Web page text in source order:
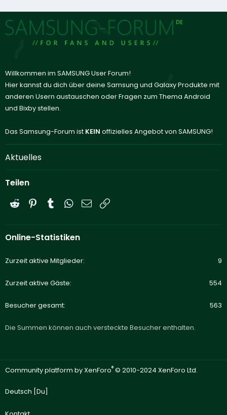
Willkommen im SAMSUNG User Forum!
Hier kannst du dich über deine Samsung und Galaxy Produkte mit
anderen Usern austauschen oder Fragen zum Thema Android
und Bixby stellen.
Das Samsung-Forum ist KEIN offizielles Angebot von SAMSUNG!
Aktuelles
Teilen
Reddit PinterestTumblrWhatsApp
E-Mail
Online-Statistiken
Zurzeit aktive Mitglieder 9
Zurzeit aktive Gäste 554
Besucher gesamt 563
Die Summen können auch versteckte Besucher enthalten.
Community platform by XenForo® © 2010-2024 XenForo Ltd.
Deutsch [Du]